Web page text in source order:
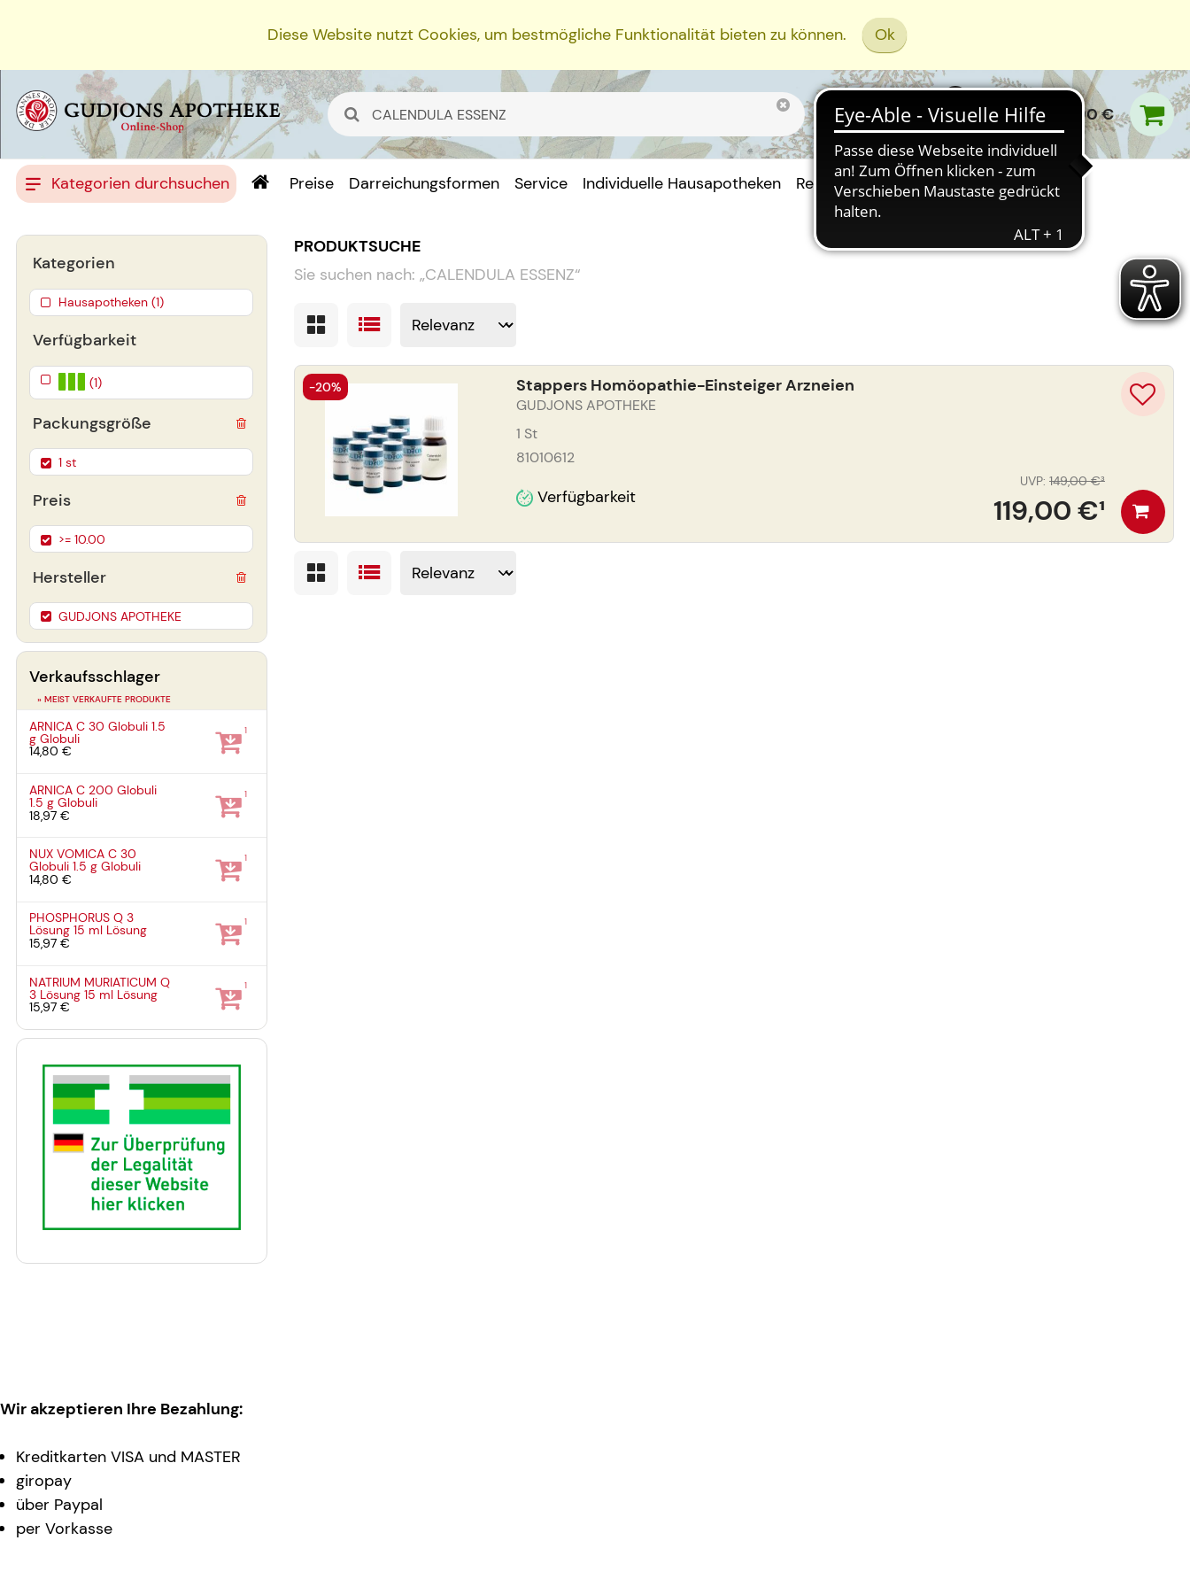
Diese Website nutzt Cookies, um bestmögliche Funktionalität bieten zu können. Ok
0,00 €
Kategorien durchsuchen Preise Darreichungsformen Service Individuelle Hausapotheken Rezept Einreichen
PRODUKTSUCHE
Sie suchen nach: „CALENDULA ESSENZ“
Stappers Homöopathie-Einsteiger Arzneien
GUDJONS APOTHEKE
1 St
81010612
Verfügbarkeit 119,00 €¹
UVP: 149,00 €³
-20%
Verfügbarkeit
(1)
Packungsgröße
1 st
Preis
>= 10.00
Hersteller
GUDJONS APOTHEKE
Kategorien
Hausapotheken (1)
Verkaufsschlager
» MEIST VERKAUFTE PRODUKTE
ARNICA C 30 Globuli1.5
gGlobuli
14,80 €
1
ARNICA C 200 Globuli
1.5 gGlobuli
18,97 €
1
NUX VOMICA C 30
Globuli1.5 gGlobuli
14,80 €
1
PHOSPHORUS Q 3
Lösung15 ml Lösung
15,97 €
1
NATRIUM MURIATICUM Q
3 Lösung15 ml Lösung
15,97 €
1
Wir akzeptieren Ihre Bezahlung:
Kreditkarten VISA und MASTER
giropay
über Paypal
per Vorkasse